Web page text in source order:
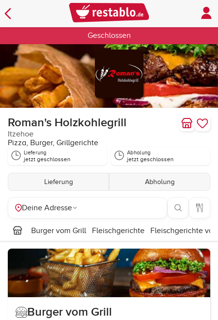
Geschlossen
Roman's Holzkohlegrill
Itzehoe
Pizza, Burger, Grillgerichte
Lieferung
jetzt geschlossen
Abholung
jetzt geschlossen
Lieferung Abholung
Deine Adresse
Burger vom Grill Fleischgerichte Fleischgerichte
Burger vom Grill